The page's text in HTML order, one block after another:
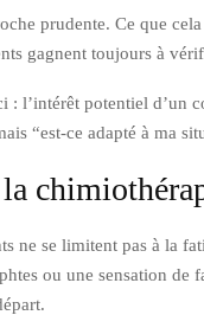
prudente. Ce que
gagnent toujours à
: l’intérêt potentiel
“est-ce adapté à ma
la
ne se limitent pas à la
ou une sensation de